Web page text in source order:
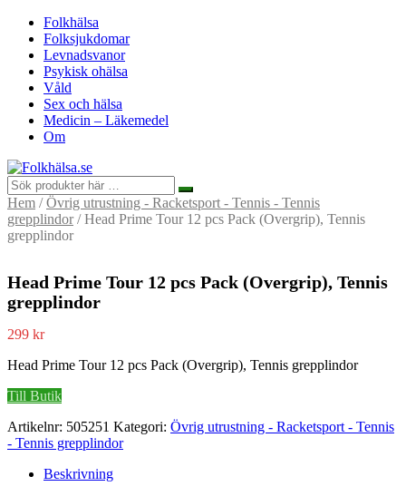
Folkhälsa
Folksjukdomar
Levnadsvanor
Psykisk ohälsa
Våld
Sex och hälsa
Medicin – Läkemedel
Om
Hem /Övrig utrustning - Racketsport - Tennis - Tennis
grepplindor/ Head Prime Tour 12 pcs Pack (Overgrip), Tennis
grepplindor
Head Prime Tour 12 pcs Pack (Overgrip), Tennis
grepplindor
299 kr
Head Prime Tour 12 pcs Pack (Overgrip), Tennis grepplindor
Till Butik
Artikelnr: 505251 Kategori: Övrig utrustning - Racketsport - Tennis
- Tennis grepplindor
Beskrivning